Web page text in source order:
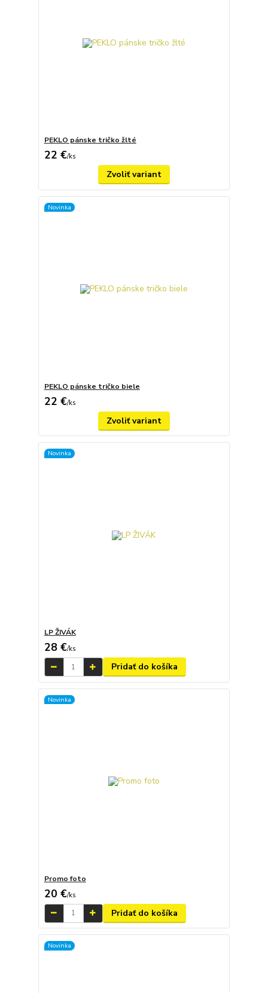
PEKLO pánske tričko žlté
22 €/ks
Zvoliť variant
Novinka
PEKLO pánske tričko biele
22 €/ks
Zvoliť variant
Novinka
LP ŽIVÁK
28 €/ks
Pridať do košíka
Novinka
Promo foto
20 €/ks
Pridať do košíka
Novinka